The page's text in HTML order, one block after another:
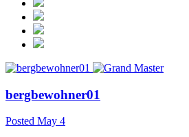
bergbewohner01
Posted May 4